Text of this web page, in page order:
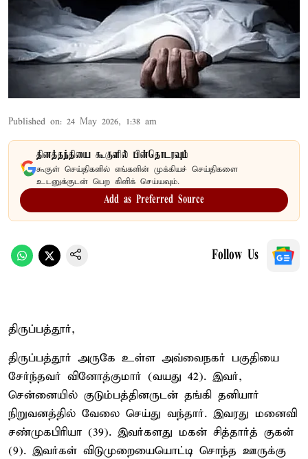
Published on: 24 May 2026, 1:38 am
தினத்தந்தியை கூகுளில் பின்தொடரவும்
கூகுள் செய்திகளில் எங்களின் முக்கியச் செய்திகளை
உடனுக்குடன் பெற கிளிக் செய்யவும்.
Add as Preferred Source
Follow Us
திருப்பத்தூர்,
திருப்பத்தூர் அருகே உள்ள அவ்வைநகர் பகுதியை
சேர்ந்தவர் வினோத்குமார் (வயது 42). இவர்,
சென்னையில் குடும்பத்தினருடன் தங்கி தனியார்
நிறுவனத்தில் வேலை செய்து வந்தார். இவரது மனைவி
சண்முகபிரியா (39). இவர்களது மகன் சித்தார்த் குகன்
(9). இவர்கள் விடுமுறையையொட்டி சொந்த ஊருக்கு